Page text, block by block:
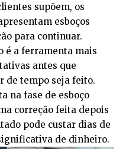
supõem, os
esboços
para continuar.
é a ferramenta mais
antes que
de tempo seja feito.
na fase de esboço
correção feita depois
pode custar dias de
de dinheiro.